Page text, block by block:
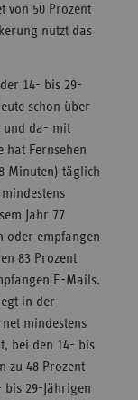
von 50 Prozent
nutzt das
14- bis 29-
schon über
und da- mit
hat Fernsehen
Minuten) täglich
Jahr 77
oder empfangen
83 Prozent
E-Mails.
in der
mindestens
bei den 14- bis
zu 48 Prozent
29-Jährigen